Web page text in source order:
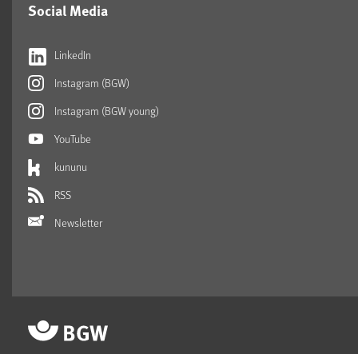
Social Media
LinkedIn
Instagram (BGW)
Instagram (BGW young)
YouTube
kununu
RSS
Newsletter